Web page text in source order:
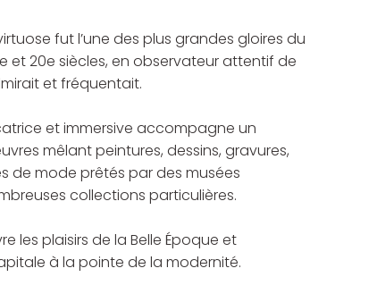
fut l’une des plus grandes gloires du
et 20e siècles, en observateur attentif de
et fréquentait.
et immersive accompagne un
mêlant peintures, dessins, gravures,
de mode prêtés par des musées
collections particulières.
les plaisirs de la Belle Époque et
à la pointe de la modernité.